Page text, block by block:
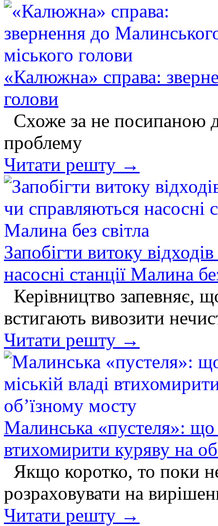
«Калюжна» справа:
голови
Схоже за не посипаною
проблему
Читати решту →
Запобігти витоку
насосні станції Малина
Керівництво запевняє,
встигають вивозити
Читати решту →
Малинська «пустеля»: що
втихомирити куряву на
Якщо коротко, то поки
розраховувати на
Читати решту →